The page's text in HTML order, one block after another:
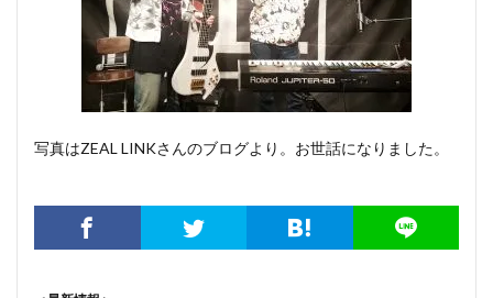
写真はZEAL LINKさんのブログより。お世話になりました。